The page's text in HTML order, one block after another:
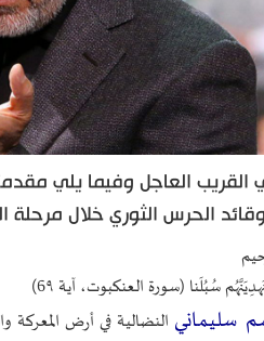
العاجل وفيما يلي
الحرس الثوري خلال مرحلة
سُبُلَنا (سورة العنكبوت، آية 6۹)
سليماني النضالية في أرض